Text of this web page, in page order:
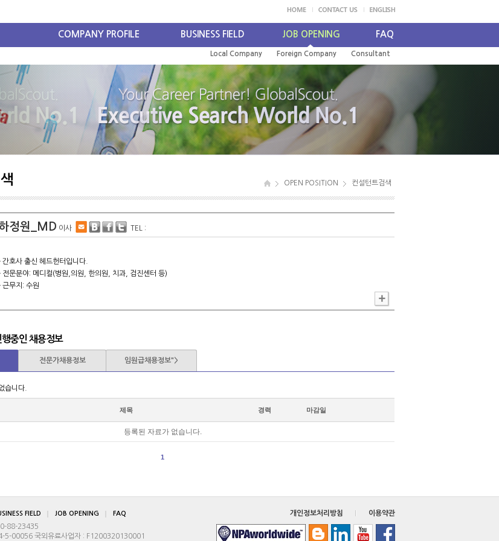
COMPANY PROFILE BUSINESS FIELD JOB OPENING
Local Company Foreign Company Consultant
FAQ
OPEN POSITION 컨설턴트검색
정원_MD 이사 TEL :
간호사 출신 헤드헌터입니다.
전문분야: 메디컬(병원,의원, 한의원, 치과, 검진센터 등)
근무지: 수원
중인 채용정보
전문가채용정보 임원급채용정보">
습니다.
제목 경력 마감일
등록된 자료가 없습니다.
1
FIELD JOB OPENING FAQ
88-23435
5-00056 국외유료사업자 : F1200320130001
개인정보처리방침 이용약관